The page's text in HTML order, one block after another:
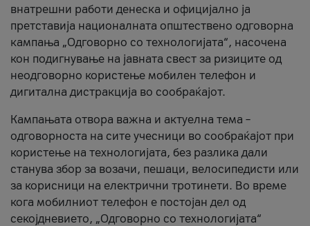
внатрешни работи денеска и официјално ја
претставија националната општествено одговорна
кампања „Одговорно со технологијата“, насочена
кон подигнување на јавната свест за ризиците од
неодговорно користење мобилен телефон и
дигитална дистракција во сообраќајот.
Кампањата отвора важна и актуелна тема –
одговорноста на сите учесници во сообраќајот при
користење на технологијата, без разлика дали
станува збор за возачи, пешаци, велосипедисти или
за корисници на електрични тротинети. Во време
кога мобилниот телефон е постојан дел од
секојдневието, „Одговорно со технологијата“